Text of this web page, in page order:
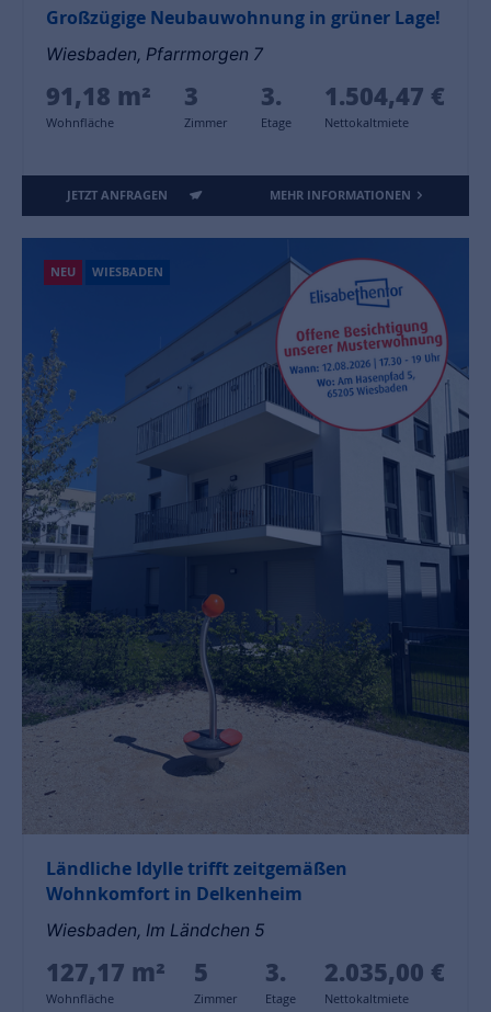
Großzügige Neubauwohnung in grüner Lage!
Wiesbaden, Pfarrmorgen 7
91,18 m²
Wohnfläche
3
Zimmer
3.
Etage
1.504,47 €
Nettokaltmiete
JETZT ANFRAGEN MEHR INFORMATIONEN
NEU WIESBADEN
Ländliche Idylle trifft zeitgemäßen
Wohnkomfort in Delkenheim
Wiesbaden, Im Ländchen 5
127,17 m²
Wohnfläche
5
Zimmer
3.
Etage
2.035,00 €
Nettokaltmiete